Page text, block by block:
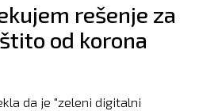
rešenje za
od korona
da je "zeleni digitalni